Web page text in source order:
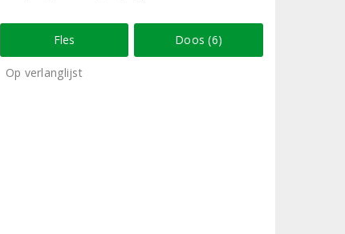
Fles Doos (6)
Op verlanglijst